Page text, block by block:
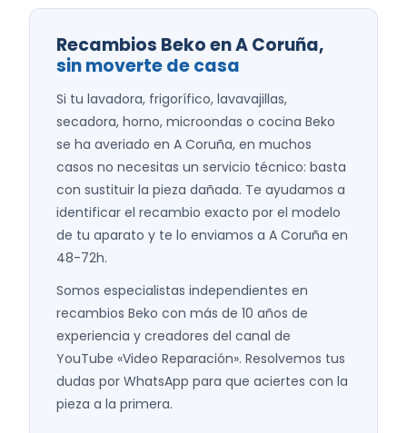
Recambios Beko en A Coruña,
sin moverte de casa
Si tu lavadora, frigorífico, lavavajillas,
secadora, horno, microondas o cocina Beko
se ha averiado en A Coruña, en muchos
casos no necesitas un servicio técnico: basta
con sustituir la pieza dañada. Te ayudamos a
identificar el recambio exacto por el modelo
de tu aparato y te lo enviamos a A Coruña en
48-72h.
Somos especialistas independientes en
recambios Beko con más de 10 años de
experiencia y creadores del canal de
YouTube «Video Reparación». Resolvemos tus
dudas por WhatsApp para que aciertes con la
pieza a la primera.